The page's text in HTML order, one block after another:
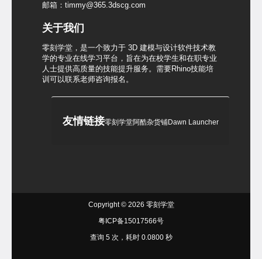
邮箱：timmy@365.3dscg.com
关于我们
零刻学堂，是一个致力于 3D 建模与设计软件技术教
学的专业在线学习平台，旨在为在校学生和在职专业
人士提供高质量的技能提升服务。需要Rhino技能培
训可以联系老师咨询报名。
友情链接零刻学堂阿酷杂货铺Dawn Launcher
Copyright © 2026 零刻学堂
粤ICP备15017566号
查询 5 次，耗时 0.0800 秒